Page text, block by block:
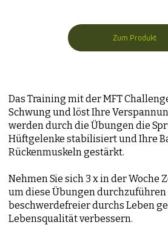
Das Training mit der MFT
Schwung und löst Ihre
werden durch die Übungen die
Hüftgelenke stabilisiert und Ihre
Rückenmuskeln gestärkt.
Nehmen Sie sich 3 x in der Woche
um diese Übungen durchzuführen
beschwerdefreier durchs Leben
Lebensqualität verbessern.
Zum Produkt